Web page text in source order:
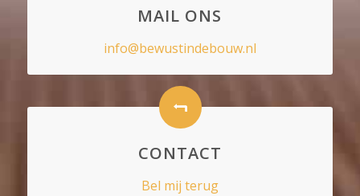
MAIL ONS
info@bewustindebouw.nl
CONTACT
Bel mij terug